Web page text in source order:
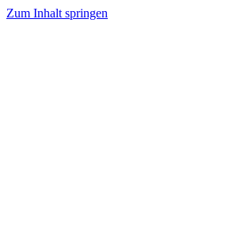
Zum Inhalt springen